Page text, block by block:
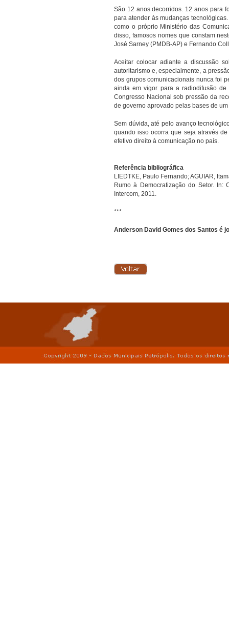
São 12 anos decorridos. 12 anos para
para atender às mudanças
como o próprio Ministério das
disso, famosos nomes que constam
José Sarney (PMDB-AP) e Fernando
Aceitar colocar adiante a discussão
autoritarismo e, especialmente, a
dos grupos comunicacionais nunca foi
ainda em vigor para a radiodifusão
Congresso Nacional sob pressão da
de governo aprovado pelas bases de
Sem dúvida, até pelo avanço
quando isso ocorra que seja através
efetivo direito à comunicação no país.
Referência bibliográfica
LIEDTKE, Paulo Fernando; AGUIAR,
Rumo à Democratização do Setor. In:
Intercom, 2011.
***
Anderson David Gomes dos Santos é